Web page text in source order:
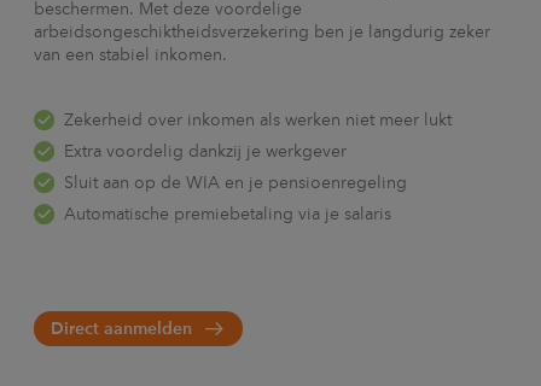
beschermen. Met deze voordelige
arbeidsongeschiktheidsverzekering ben je langdurig zeker
van een stabiel inkomen.
Zekerheid over inkomen als werken niet meer lukt
Extra voordelig dankzij je werkgever
Sluit aan op de WIA en je pensioenregeling
Automatische premiebetaling via je salaris
Direct aanmelden